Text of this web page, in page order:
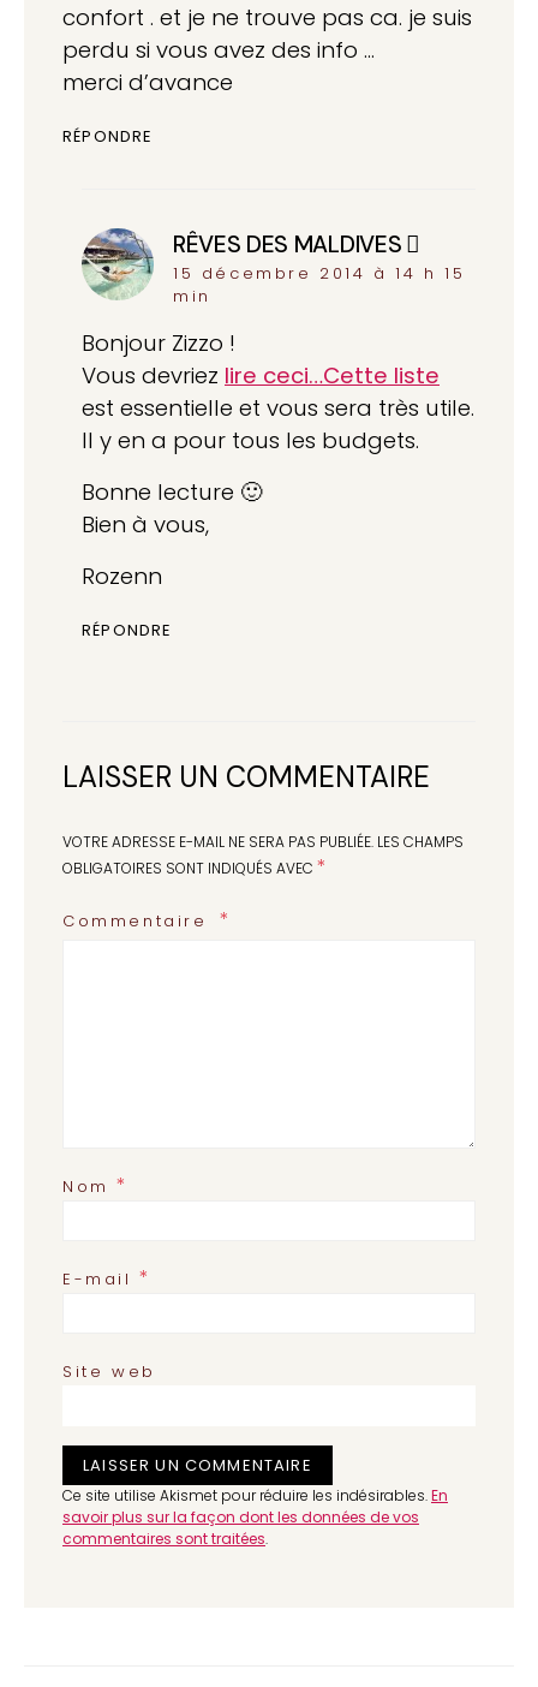
confort . et je ne trouve pas ca. je suis
perdu si vous avez des info …
merci d’avance
RÉPONDRE
RÊVES DES MALDIVES
15 décembre 2014 à 14 h 15
min
Bonjour Zizzo !
Vous devriez lire ceci…Cette liste
est essentielle et vous sera très utile.
Il y en a pour tous les budgets.
Bonne lecture 🙂
Bien à vous,
Rozenn
RÉPONDRE
LAISSER UN COMMENTAIRE
VOTRE ADRESSE E-MAIL NE SERA PAS PUBLIÉE. LES CHAMPS
OBLIGATOIRES SONT INDIQUÉS AVEC *
Commentaire
Nom*
E-mail*
Site web
Ce site utilise Akismet pour réduire les indésirables.En
savoir plus sur la façon dont les données de vos
commentaires sont traitées.